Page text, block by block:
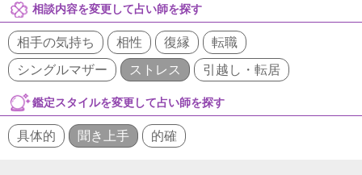
相談内容を変更して占い師を探す
相手の気持ち 相性 復縁
転職
シングルマザー
ストレス 引越し・転居
鑑定スタイルを変更して占い師を探す
具体的 聞き上手 的確